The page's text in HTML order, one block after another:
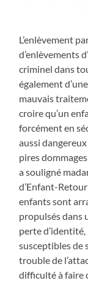
L’enlèvement
d’enlèvements
criminel dans
également
mauvais
croire qu’un
forcément en
aussi
pires
a souligné
d’Enfant-
enfants sont
propulsés dans
perte
susceptibles de
trouble de
difficulté à faire